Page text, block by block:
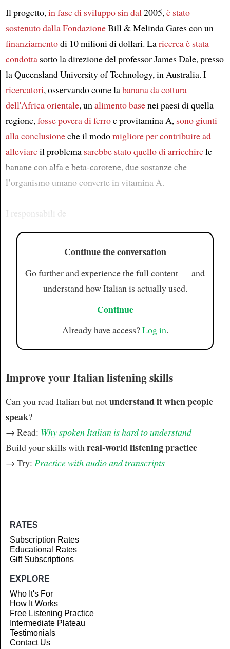
Il progetto,in fase di sviluppo sin dal2005,è stato
sostenutodallaFondazioneBill & Melinda Gates con un
finanziamentodi 10 milioni di dollari. Laricercaè stata
condottasotto la direzione del professor James Dale, presso
la Queensland University of Technology, in Australia. I
ricercatori, osservando come labanana da cottura
dell'Africa orientale, unalimento basenei paesi di quella
regione,fosse povera di ferroe provitamina A, sono giunti
alla conclusioneche il modomiglioreper contribuire ad
alleviareil problema sarebbe stato quello di arricchirele
banane con alfa e beta-carotene, due sostanze che
l’organismo umano converte in vitamina A.
I responsabili de
Continue the conversation
Go further and experience the full content — and
understand how Italian is actually used.
Continue
Already have access?Log in.
Improve your Italian listening skills
Can you read Italian but notunderstand it when people
speak?
→ Read: Why spoken Italian is hard to understand
Build your skills with real-world listening practice
→ Try: Practice with audio and transcripts
RATES
Subscription Rates
Educational Rates
Gift Subscriptions
EXPLORE
Who It's For
How It Works
Free Listening Practice
Intermediate Plateau
Testimonials
Contact Us